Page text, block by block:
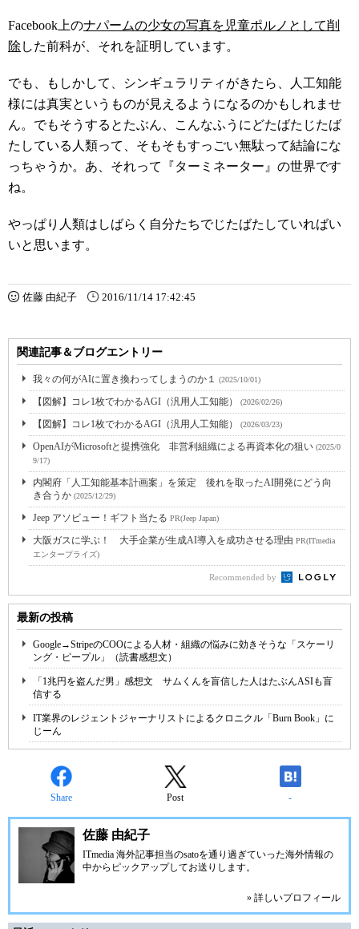
Facebook上のナパームの少女の写真を児童ポルノとして削
除 した前科が、それを証明しています。
でも、もしかして、シンギュラリティがきたら、人工知能
様には真実というものが見えるようになるのかもしれませ
ん。でもそうするとたぶん、こんなふうにどたばたじたば
たしている人類って、そもそもすっごい無駄って結論にな
っちゃうか。あ、それって『ターミネーター』の世界です
ね。
やっぱり人類はしばらく自分たちでじたばたしていればい
いと思います。
佐藤 由紀子 2016/11/14 17:42:45
関連記事＆ブログエントリー
我々の何がAIに置き換わってしまうのか１ (2025/10/01)
【図解】コレ1枚でわかるAGI（汎用人工知能） (2026/02/26)
【図解】コレ1枚でわかるAGI（汎用人工知能） (2026/03/23)
OpenAIがMicrosoftと提携強化 非営利組織による再資本化の狙い (2025/0
9/17)
内閣府「人工知能基本計画案」を策定 後れを取ったAI開発にどう向
き合うか (2025/12/29)
Jeep アソビュー！ギフト当たる PR(Jeep Japan)
大阪ガスに学ぶ！ 大手企業が生成AI導入を成功させる理由 PR(ITmedia
エンタープライズ)
Recommended by
最新の投稿
Google→StripeのCOOによる人材・組織の悩みに効きそうな「スケーリ
ング・ピープル」（読書感想文）
「1兆円を盗んだ男」感想文 サムくんを盲信した人はたぶんASIも盲
信する
IT業界のレジェントジャーナリストによるクロニクル「Burn Book」に
じーん
Share Post -
佐藤 由紀子
ITmedia 海外記事担当のsatoを通り過ぎていった海外情報の
中からピックアップしてお送りします。
» 詳しいプロフィール